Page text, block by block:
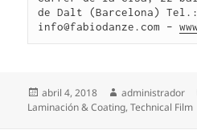
de Dalt (Barcelona) Tel.:
info@fabiodanze.com –
Publicado
el
abril 4, 2018 Autor
administrador
Laminación & Coating,Technical Film